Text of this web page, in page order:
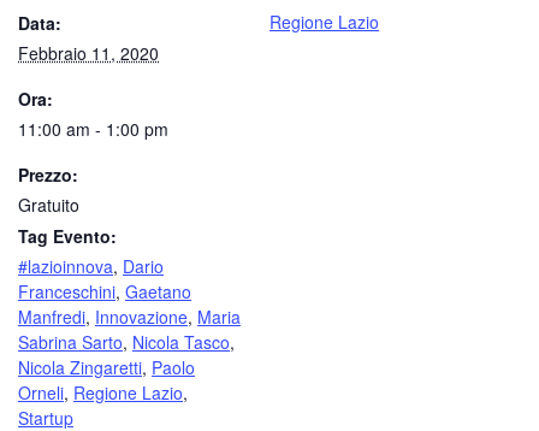
Data:
Febbraio 11, 2020
Ora:
11:00 am - 1:00 pm
Prezzo:
Gratuito
Tag Evento:
#lazioinnova, Dario
Franceschini, Gaetano
Manfredi, Innovazione, Maria
Sabrina Sarto, Nicola Tasco,
Nicola Zingaretti, Paolo
Orneli, Regione Lazio,
Startup
Regione Lazio